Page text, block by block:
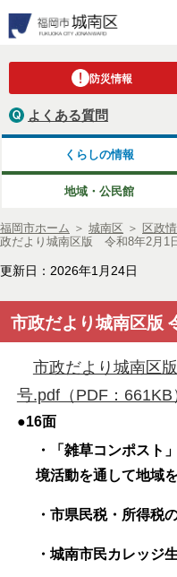
防災情報
よくある質問
くらしの情報
地域・公民館
福岡市ホーム ＞ 城南区 ＞ 区政
政だより城南区版 令和8年2月1
更新日：2026年1月24日
市政だより城南区版
市政だより城南区
号.pdf（PDF：661KB
●16面
・「雑草コンポス
境活動を通して地域
・市県民税・所得税
・城南市民カレッジ